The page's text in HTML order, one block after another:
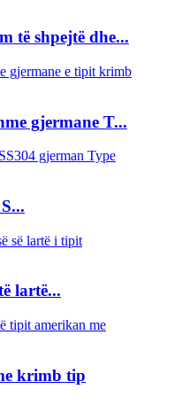
të shpejtë dhe...
gjermane T...
lartë...
krimb tip